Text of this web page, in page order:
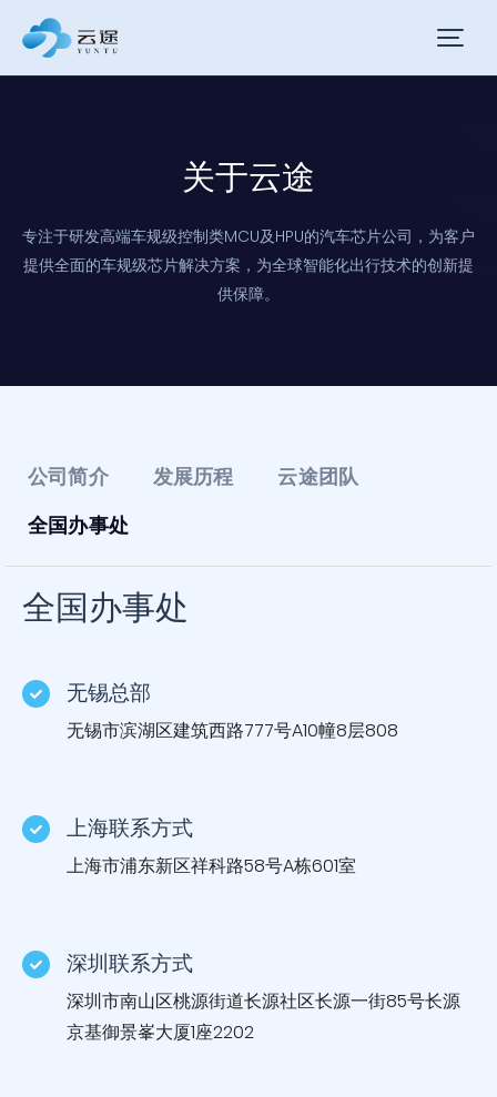
关于云途
专注于研发高端车规级控制类MCU及HPU的汽车芯片公司，为客户
提供全面的车规级芯片解决方案，为全球智能化出行技术的创新提
供保障。
公司简介 发展历程
云途团队
全国办事处
全国办事处
无锡总部
无锡市滨湖区建筑西路777号A10幢8层808
上海联系方式
上海市浦东新区祥科路58号A栋601室
深圳联系方式
深圳市南山区桃源街道长源社区长源一街85号长源
京基御景峯大厦1座2202